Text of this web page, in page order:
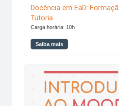
Docência em EaD:
Tutoria
Carga horária: 10h
Saiba mais
Docência em EaD: